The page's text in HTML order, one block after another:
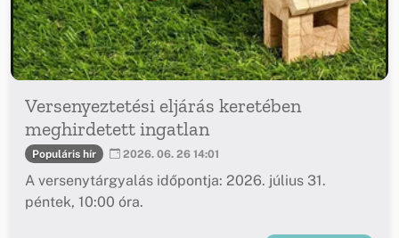
Versenyeztetési eljárás keretében
meghirdetett ingatlan
Populáris hír 2026. 06. 26 14:01
A versenytárgyalás időpontja: 2026. július 31.
péntek, 10:00 óra.